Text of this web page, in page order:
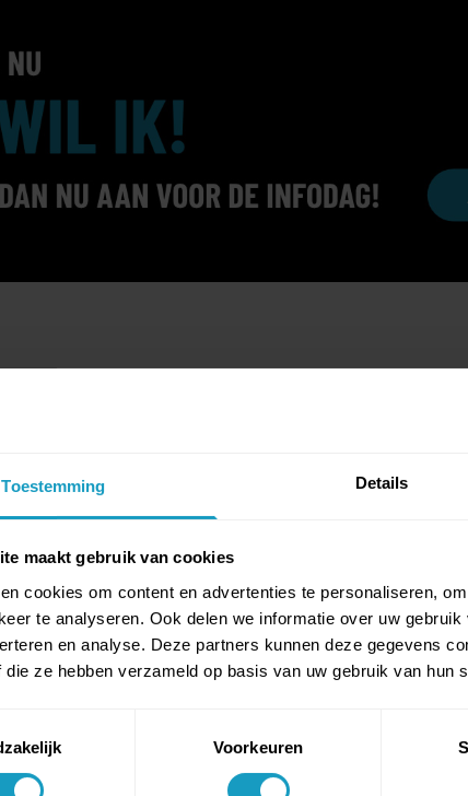
Toestemming Details
maakt gebruik van cookies
cookies om content en advertenties te personaliseren,
te analyseren. Ook delen we informatie over uw
en analyse. Deze partners kunnen deze gegevens
die ze hebben verzameld op basis van uw gebruik van hun
Voorkeuren
DEELNEMEN?
DOEN?
DOEN?